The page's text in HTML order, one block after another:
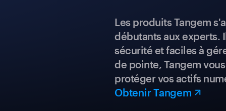
Les produits Tangem
débutants aux experts.
sécurité et faciles à
de pointe, Tangem
protéger vos actifs
Obtenir Tangem